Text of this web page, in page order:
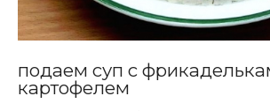
подаем суп с
картофелем